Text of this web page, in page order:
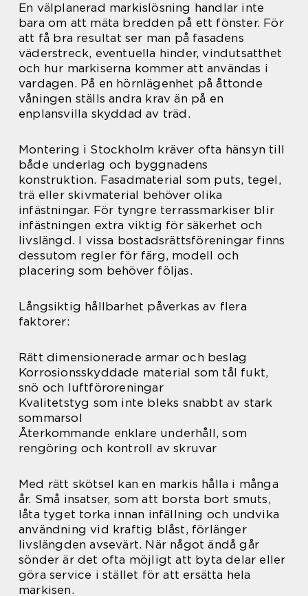
En välplanerad markislösning handlar inte
bara om att mäta bredden på ett fönster. För
att få bra resultat ser man på fasadens
väderstreck, eventuella hinder, vindutsatthet
och hur markiserna kommer att användas i
vardagen. På en hörnlägenhet på åttonde
våningen ställs andra krav än på en
enplansvilla skyddad av träd.
Montering i Stockholm kräver ofta hänsyn till
både underlag och byggnadens
konstruktion. Fasadmaterial som puts, tegel,
trä eller skivmaterial behöver olika
infästningar. För tyngre terrassmarkiser blir
infästningen extra viktig för säkerhet och
livslängd. I vissa bostadsrättsföreningar finns
dessutom regler för färg, modell och
placering som behöver följas.
Långsiktig hållbarhet påverkas av flera
faktorer:
Rätt dimensionerade armar och beslag
Korrosionsskyddade material som tål fukt,
snö och luftföroreningar
Kvalitetstyg som inte bleks snabbt av stark
sommarsol
Återkommande enklare underhåll, som
rengöring och kontroll av skruvar
Med rätt skötsel kan en markis hålla i många
år. Små insatser, som att borsta bort smuts,
låta tyget torka innan infällning och undvika
användning vid kraftig blåst, förlänger
livslängden avsevärt. När något ändå går
sönder är det ofta möjligt att byta delar eller
göra service i stället för att ersätta hela
markisen.